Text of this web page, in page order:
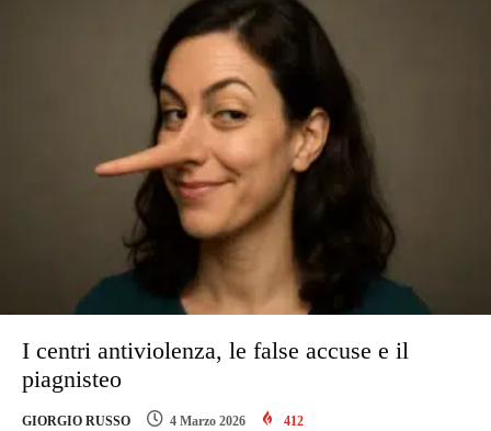
I centri antiviolenza, le false accuse e il
piagnisteo
GIORGIO RUSSO 4 Marzo 2026 412